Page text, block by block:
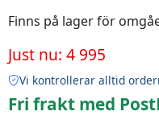
Finns på lager för
Just nu: 4 995
Vi kontrollerar alltid
Fri frakt med